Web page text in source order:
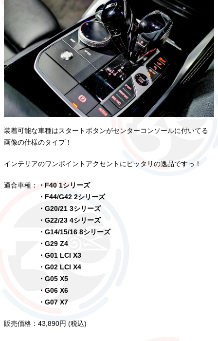
装着可能な車種はスタートボタンがセンターコンソールに付いてる
画像の仕様のタイプ！
インテリアのワンポイントアクセントにピッタリの逸品ですっ！
適合車種：
・F40 1シリーズ
・F44/G42 2シリーズ
・G20/21 3シリーズ
・G22/23 4シリーズ
・G14/15/16 8シリーズ
・G29 Z4
・G01 LCI X3
・G02 LCI X4
・G05 X5
・G06 X6
・G07 X7
販売価格：43,890円 (税込)